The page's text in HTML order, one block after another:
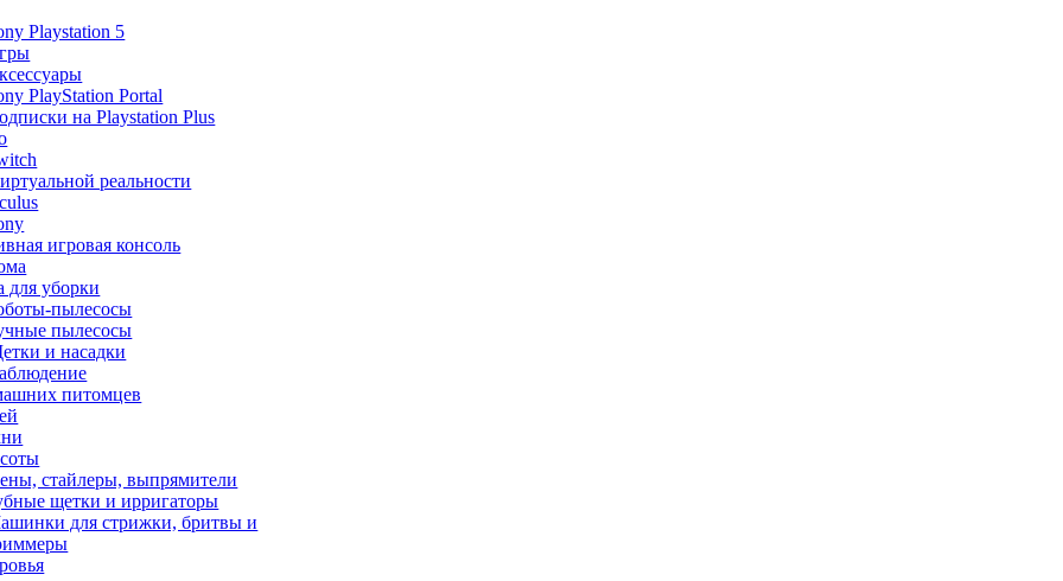
Playstation 5
PlayStation Portal
на Playstation Plus
реальности
игровая консоль
для уборки
пылесосы
пылесосы
и насадки
питомцев
стайлеры, выпрямители
щетки и ирригаторы
для стрижки, бритвы и